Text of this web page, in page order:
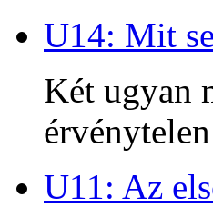
U14: Mit
Két ugyan
U11: Az